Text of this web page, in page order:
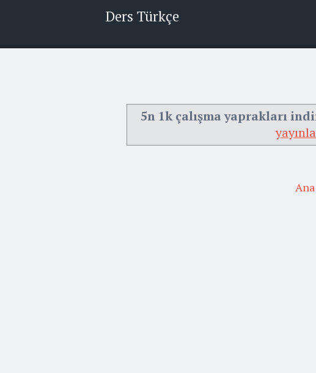
Ders Türkçe
5n 1k çalışma yaprakları